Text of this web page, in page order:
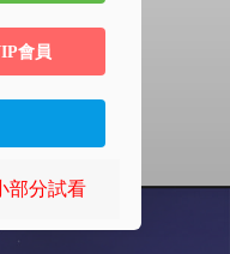
會員
部分試看